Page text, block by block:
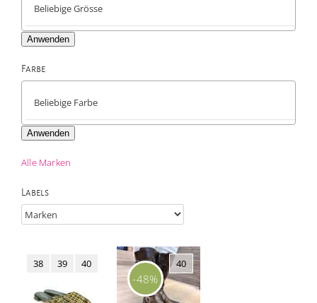
38 39 40
-48%
40
Anwenden
Farbe
Anwenden
Alle Marken
Labels